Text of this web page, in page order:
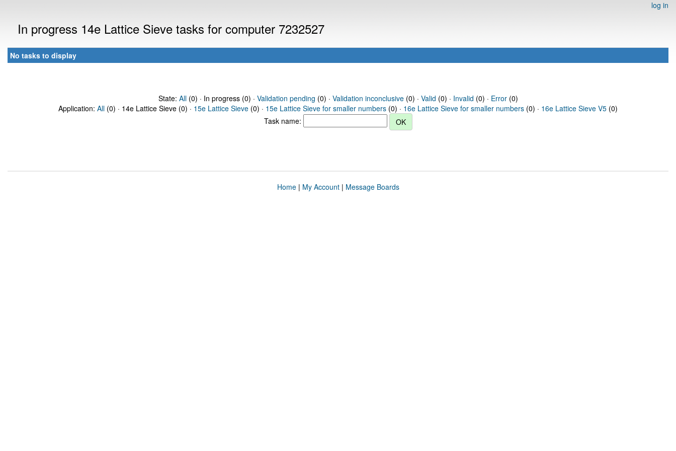
log in
In progress 14e Lattice Sieve tasks for computer 7232527
No tasks to display
State: All(0) · In progress (0) · Validation pending (0) · Validation inconclusive(0) · Valid (0) · Invalid (0) · Error(0)
Application: All (0) · 14e Lattice Sieve (0) · 15e Lattice Sieve (0) · 15e Lattice Sieve for smaller numbers (0) · 16e Lattice Sieve for smaller numbers (0) · 16e Lattice Sieve V5 (0)
Task name:
Home| My Account| Message Boards